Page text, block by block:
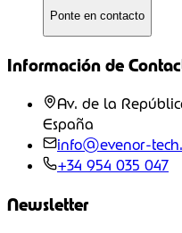
Ponte en contacto
Información de
Av. de la
España
info@evenor-
+34 954 035 047
Newsletter